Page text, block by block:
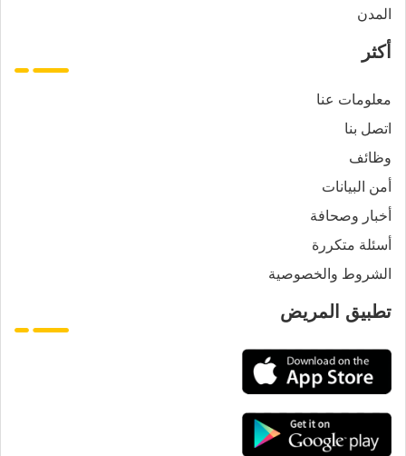
المدن
أكثر
معلومات عنا
اتصل بنا
وظائف
أمن البيانات
أخبار وصحافة
أسئلة متكررة
الشروط والخصوصية
تطبيق المريض